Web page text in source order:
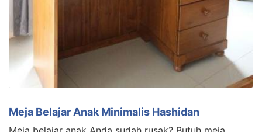
Meja Belajar Anak Minimalis Hashidan